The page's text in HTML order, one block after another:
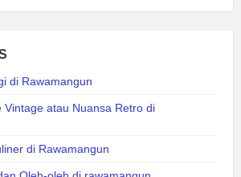
di Rawamangun
Vintage atau Nuansa Retro di
di Rawamangun